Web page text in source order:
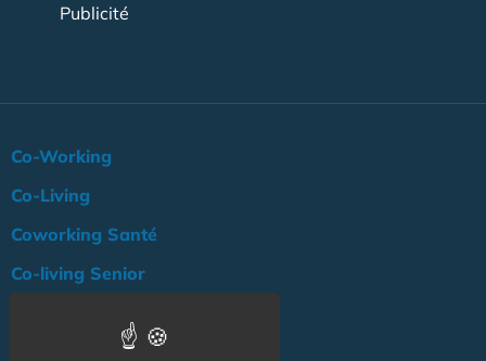
Publicité
Co-Working
Co-Living
Coworking Santé
Co-living Senior